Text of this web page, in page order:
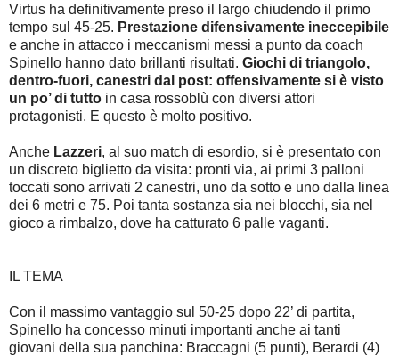
Virtus ha definitivamente preso il largo chiudendo il primo
tempo sul 45-25. Prestazione difensivamente ineccepibile
e anche in attacco i meccanismi messi a punto da coach
Spinello hanno dato brillanti risultati. Giochi di triangolo,
dentro-fuori, canestri dal post: offensivamente si è visto
un po’ di tutto in casa rossoblù con diversi attori
protagonisti. E questo è molto positivo.
Anche Lazzeri, al suo match di esordio, si è presentato con
un discreto biglietto da visita: pronti via, ai primi 3 palloni
toccati sono arrivati 2 canestri, uno da sotto e uno dalla linea
dei 6 metri e 75. Poi tanta sostanza sia nei blocchi, sia nel
gioco a rimbalzo, dove ha catturato 6 palle vaganti.
IL TEMA
Con il massimo vantaggio sul 50-25 dopo 22’ di partita,
Spinello ha concesso minuti importanti anche ai tanti
giovani della sua panchina: Braccagni (5 punti), Berardi (4)